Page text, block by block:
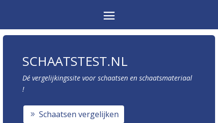
SCHAATSTEST.NL
Dé vergelijkingssite voor schaatsen en schaatsmateriaal
!
Schaatsen vergelijken